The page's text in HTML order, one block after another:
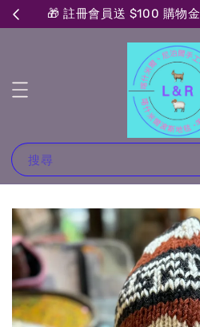
🎁 註冊會員送 $100 購物金
搜尋